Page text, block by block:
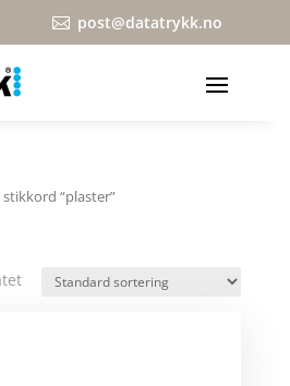
 post@datatrykk.no
“plaster”